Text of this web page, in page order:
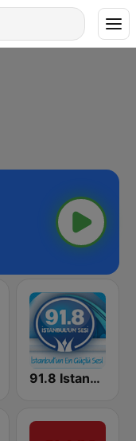
91.8 Istanbul'un Sesi